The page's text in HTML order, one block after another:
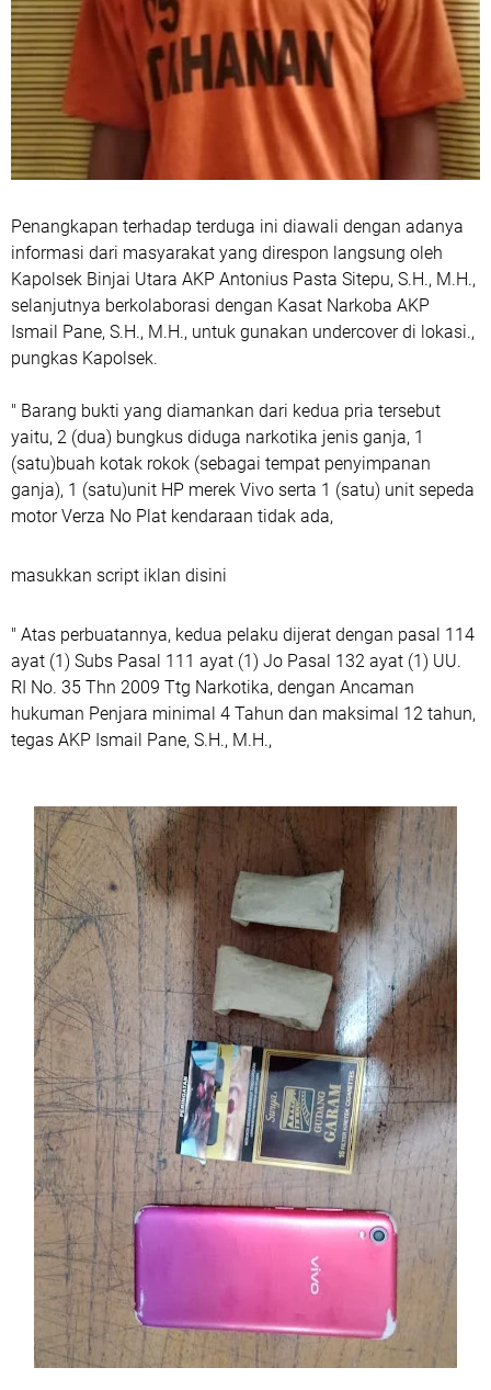
Penangkapan terhadap terduga ini diawali dengan adanya
informasi dari masyarakat yang direspon langsung oleh
Kapolsek Binjai Utara AKP Antonius Pasta Sitepu, S.H., M.H.,
selanjutnya berkolaborasi dengan Kasat Narkoba AKP
Ismail Pane, S.H., M.H., untuk gunakan undercover di lokasi.,
pungkas Kapolsek.
" Barang bukti yang diamankan dari kedua pria tersebut
yaitu, 2 (dua) bungkus diduga narkotika jenis ganja, ⁠1
(satu)buah kotak rokok (sebagai tempat penyimpanan
ganja), ⁠1 (satu)unit HP merek Vivo serta 1 (satu) unit sepeda
motor Verza No Plat kendaraan tidak ada,
masukkan script iklan disini
" Atas perbuatannya, kedua pelaku dijerat dengan pasal 114
ayat (1) Subs Pasal 111 ayat (1) Jo Pasal 132 ayat (1) UU.
RI No. 35 Thn 2009 Ttg Narkotika, dengan Ancaman
hukuman Penjara minimal 4 Tahun dan maksimal 12 tahun,
tegas AKP Ismail Pane, S.H., M.H.,